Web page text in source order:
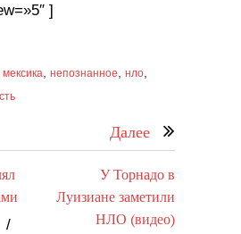
]
мексика непознанное нло
Далее
/
У Торнадо в
Луизиане заметили
НЛО (видео)